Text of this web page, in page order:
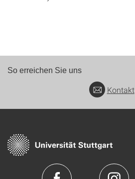
So erreichen Sie uns
Kontakt